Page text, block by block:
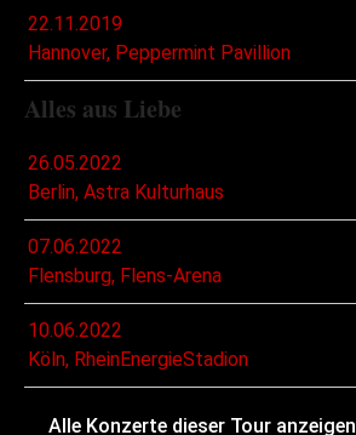
22.11.2019
Hannover, Peppermint Pavillion
Alles aus Liebe
26.05.2022
Berlin, Astra Kulturhaus
07.06.2022
Flensburg, Flens-Arena
10.06.2022
Köln, RheinEnergieStadion
Alle Konzerte dieser Tour anzeigen